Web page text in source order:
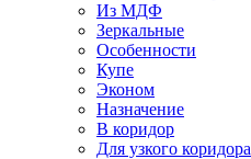
Из МДФ
Зеркальные
Особенности
Купе
Эконом
Назначение
В коридор
Для узкого коридора